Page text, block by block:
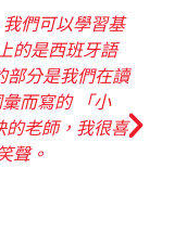
西班牙語課程不僅
部分，還讓我有機會
東西。課堂既有趣又
戰性，讓我不會感到無